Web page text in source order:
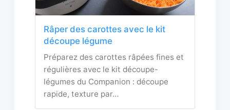
Râper des carottes avec le kit
découpe légume
Préparez des carottes râpées fines et
régulières avec le kit découpe-
légumes du Companion : découpe
rapide, texture par…